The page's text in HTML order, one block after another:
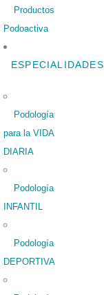
Productos
Podoactiva
ESPECIALIDADES
Podología
para la VIDA
DIARIA
Podología
INFANTIL
Podología
DEPORTIVA